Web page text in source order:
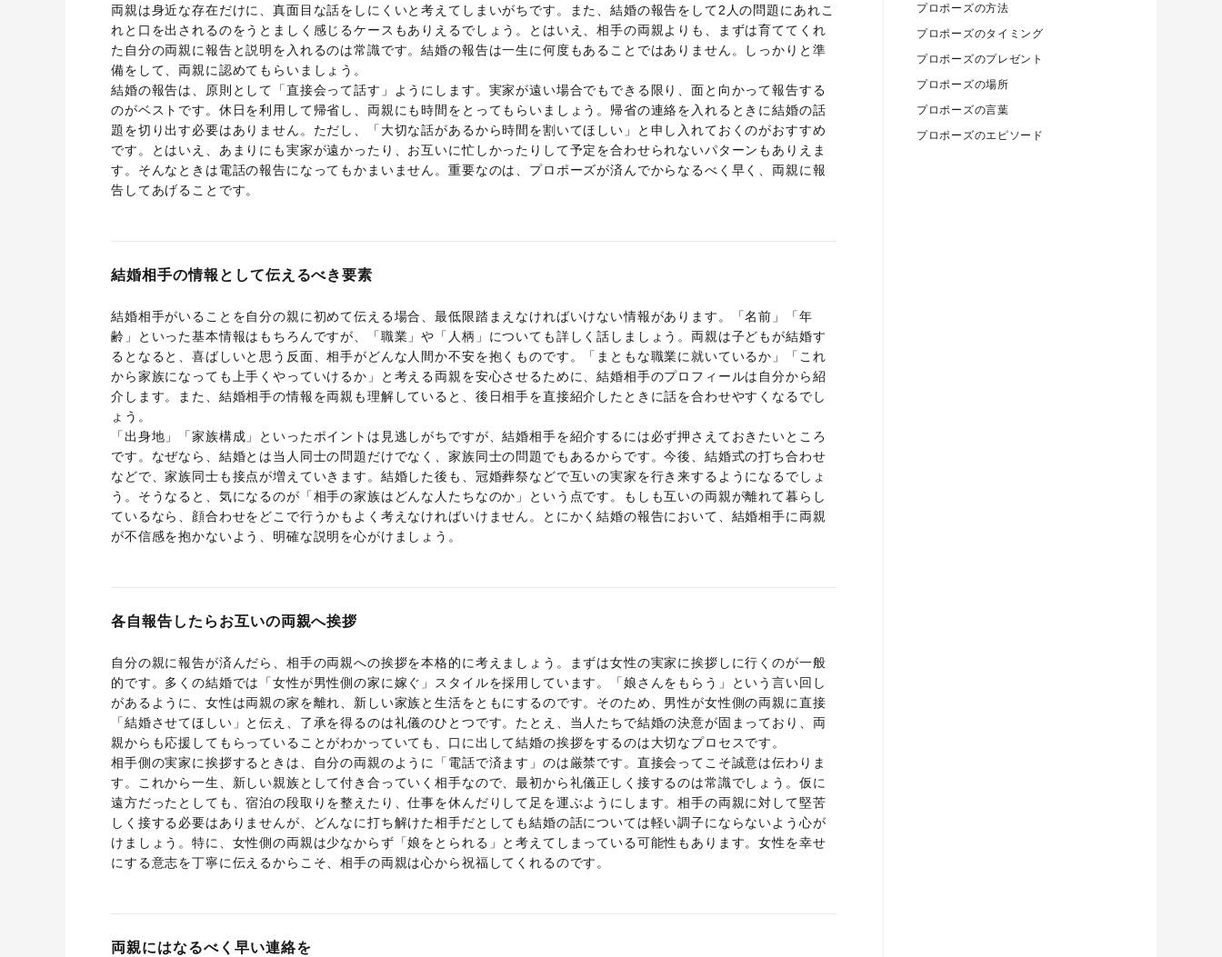
両親は身近な存在だけに、真面目な話をしにくいと考えてしまいがちです。また、結婚の報告をして2人の問題にあれこ
れと口を出されるのをうとましく感じるケースもありえるでしょう。とはいえ、相手の両親よりも、まずは育ててくれ
た自分の両親に報告と説明を入れるのは常識です。結婚の報告は一生に何度もあることではありません。しっかりと準
備をして、両親に認めてもらいましょう。
結婚の報告は、原則として「直接会って話す」ようにします。実家が遠い場合でもできる限り、面と向かって報告する
のがベストです。休日を利用して帰省し、両親にも時間をとってもらいましょう。帰省の連絡を入れるときに結婚の話
題を切り出す必要はありません。ただし、「大切な話があるから時間を割いてほしい」と申し入れておくのがおすすめ
です。とはいえ、あまりにも実家が遠かったり、お互いに忙しかったりして予定を合わせられないパターンもありえま
す。そんなときは電話の報告になってもかまいません。重要なのは、プロポーズが済んでからなるべく早く、両親に報
告してあげることです。
結婚相手の情報として伝えるべき要素
結婚相手がいることを自分の親に初めて伝える場合、最低限踏まえなければいけない情報があります。「名前」「年
齢」といった基本情報はもちろんですが、「職業」や「人柄」についても詳しく話しましょう。両親は子どもが結婚す
るとなると、喜ばしいと思う反面、相手がどんな人間か不安を抱くものです。「まともな職業に就いているか」「これ
から家族になっても上手くやっていけるか」と考える両親を安心させるために、結婚相手のプロフィールは自分から紹
介します。また、結婚相手の情報を両親も理解していると、後日相手を直接紹介したときに話を合わせやすくなるでし
ょう。
「出身地」「家族構成」といったポイントは見逃しがちですが、結婚相手を紹介するには必ず押さえておきたいところ
です。なぜなら、結婚とは当人同士の問題だけでなく、家族同士の問題でもあるからです。今後、結婚式の打ち合わせ
などで、家族同士も接点が増えていきます。結婚した後も、冠婚葬祭などで互いの実家を行き来するようになるでしょ
う。そうなると、気になるのが「相手の家族はどんな人たちなのか」という点です。もしも互いの両親が離れて暮らし
ているなら、顔合わせをどこで行うかもよく考えなければいけません。とにかく結婚の報告において、結婚相手に両親
が不信感を抱かないよう、明確な説明を心がけましょう。
各自報告したらお互いの両親へ挨拶
自分の親に報告が済んだら、相手の両親への挨拶を本格的に考えましょう。まずは女性の実家に挨拶しに行くのが一般
的です。多くの結婚では「女性が男性側の家に嫁ぐ」スタイルを採用しています。「娘さんをもらう」という言い回し
があるように、女性は両親の家を離れ、新しい家族と生活をともにするのです。そのため、男性が女性側の両親に直接
「結婚させてほしい」と伝え、了承を得るのは礼儀のひとつです。たとえ、当人たちで結婚の決意が固まっており、両
親からも応援してもらっていることがわかっていても、口に出して結婚の挨拶をするのは大切なプロセスです。
相手側の実家に挨拶するときは、自分の両親のように「電話で済ます」のは厳禁です。直接会ってこそ誠意は伝わりま
す。これから一生、新しい親族として付き合っていく相手なので、最初から礼儀正しく接するのは常識でしょう。仮に
遠方だったとしても、宿泊の段取りを整えたり、仕事を休んだりして足を運ぶようにします。相手の両親に対して堅苦
しく接する必要はありませんが、どんなに打ち解けた相手だとしても結婚の話については軽い調子にならないよう心が
けましょう。特に、女性側の両親は少なからず「娘をとられる」と考えてしまっている可能性もあります。女性を幸せ
にする意志を丁寧に伝えるからこそ、相手の両親は心から祝福してくれるのです。
両親にはなるべく早い連絡を
プロポーズの方法
プロポーズのタイミング
プロポーズのプレゼント
プロポーズの場所
プロポーズの言葉
プロポーズのエピソード